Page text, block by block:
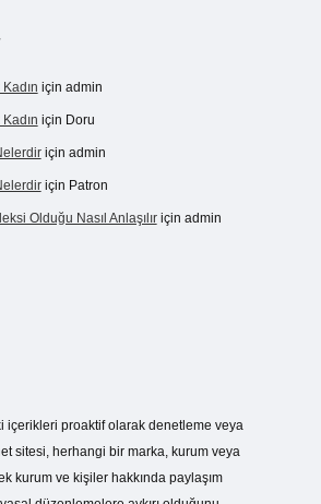
için admin
için Doru
için admin
için Patron
Olduğu Nasıl Anlaşılıriçin admin
içerikleri proaktif olarak denetleme veya
sitesi, herhangi bir marka, kurum veya
kurum ve kişiler hakkında paylaşım